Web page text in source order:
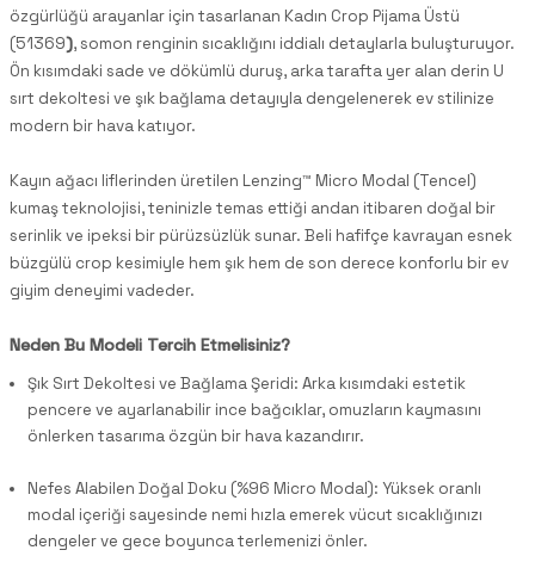
özgürlüğü arayanlar için tasarlanan Kadın Crop Pijama Üstü
(51369), somon renginin sıcaklığını iddialı detaylarla buluşturuyor.
Ön kısımdaki sade ve dökümlü duruş, arka tarafta yer alan derin U
sırt dekoltesi ve şık bağlama detayıyla dengelenerek ev stilinize
modern bir hava katıyor.
Kayın ağacı liflerinden üretilen Lenzing™ Micro Modal (Tencel)
kumaş teknolojisi, teninizle temas ettiği andan itibaren doğal bir
serinlik ve ipeksi bir pürüzsüzlük sunar. Beli hafifçe kavrayan esnek
büzgülü crop kesimiyle hem şık hem de son derece konforlu bir ev
giyim deneyimi vadeder.
Neden Bu Modeli Tercih Etmelisiniz?
Şık Sırt Dekoltesi ve Bağlama Şeridi: Arka kısımdaki estetik
pencere ve ayarlanabilir ince bağcıklar, omuzların kaymasını
önlerken tasarıma özgün bir hava kazandırır.
Nefes Alabilen Doğal Doku (%96 Micro Modal): Yüksek oranlı
modal içeriği sayesinde nemi hızla emerek vücut sıcaklığınızı
dengeler ve gece boyunca terlemenizi önler.